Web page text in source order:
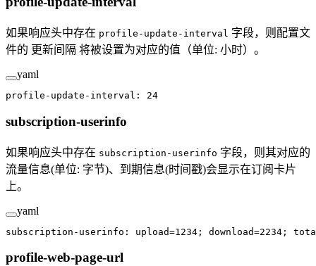
如果响应头中存在 profile-update-interval 字段，则配置文
件的 更新间隔 将被设置为对应的值（单位: 小时）。
yaml
profile-update-interval : 24
subscription-userinfo
如果响应头中存在 subscription-userinfo 字段，则其对应的
流量信息(单位: 字节)、到期信息(时间戳)会显示在订阅卡片
上。
yaml
subscription-userinfo : upload=1234; download=2234;
profile-web-page-url